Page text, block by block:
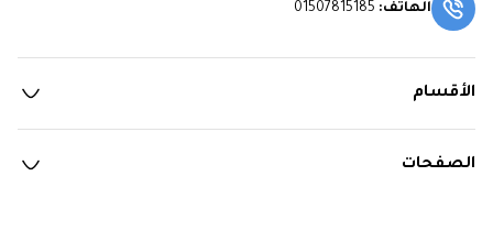
الهاتف:
01507815185
الأقسام
الصفحات